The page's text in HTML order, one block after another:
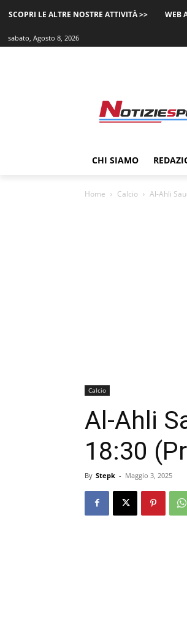
SCOPRI LE ALTRE NOSTRE ATTIVITÀ >> WEB
sabato, Agosto 8, 2026
CHI SIAMO
Home Calcio Al-Ahli
Calcio
Al-Ahli
18:30
By Stepk - Maggio 3, 2025